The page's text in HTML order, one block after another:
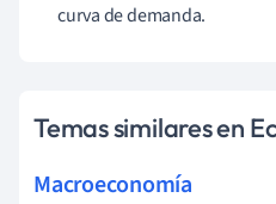
curva de demanda.
Temas similares en
Macroeconomía